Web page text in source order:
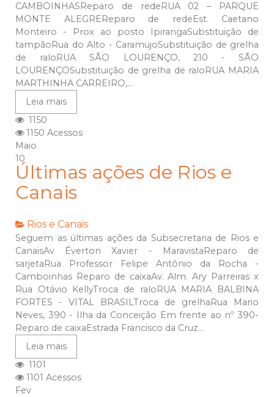
CAMBOINHASReparo de redeRUA 02 – PARQUE
MONTE ALEGREReparo de redeEst. Caetano
Monteiro - Prox ao posto IpirangaSubstituição de
tampãoRua do Alto - CaramujoSubstituição de grelha
de raloRUA SÃO LOURENÇO, 210 - SÃO
LOURENÇOSubstituição de grelha de raloRUA MARIA
MARTHINHA CARREIRO,...
Leia mais
1150
1150 Acessos
Maio
10
Últimas ações de Rios e
Canais
Rios e Canais
Seguem as últimas ações da Subsecretaria de Rios e
CanaisAv Éverton Xavier - MaravistaReparo de
sarjetaRua Professor Felipe Antônio da Rocha -
Camboinhas Reparo de caixaAv. Alm. Ary Parreiras x
Rua Otávio KellyTroca de raloRUA MARIA BALBINA
FORTES - VITAL BRASILTroca de grelhaRua Mario
Neves, 390 - Ilha da Conceição Em frente ao nº 390-
Reparo de caixaEstrada Francisco da Cruz...
Leia mais
1101
1101 Acessos
Fev